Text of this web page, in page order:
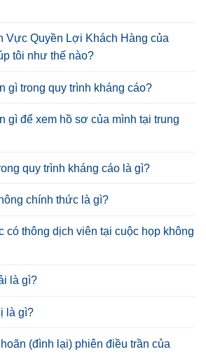
Vực Quyền Lợi Khách Hàng của
tôi như thế nào?
gì trong quy trình kháng cáo?
gì để xem hồ sơ của mình tại trung
quy trình kháng cáo là gì?
chính thức là gì?
có thông dịch viên tại cuộc họp không
là gì?
là gì?
(đình lại) phiên điều trần của